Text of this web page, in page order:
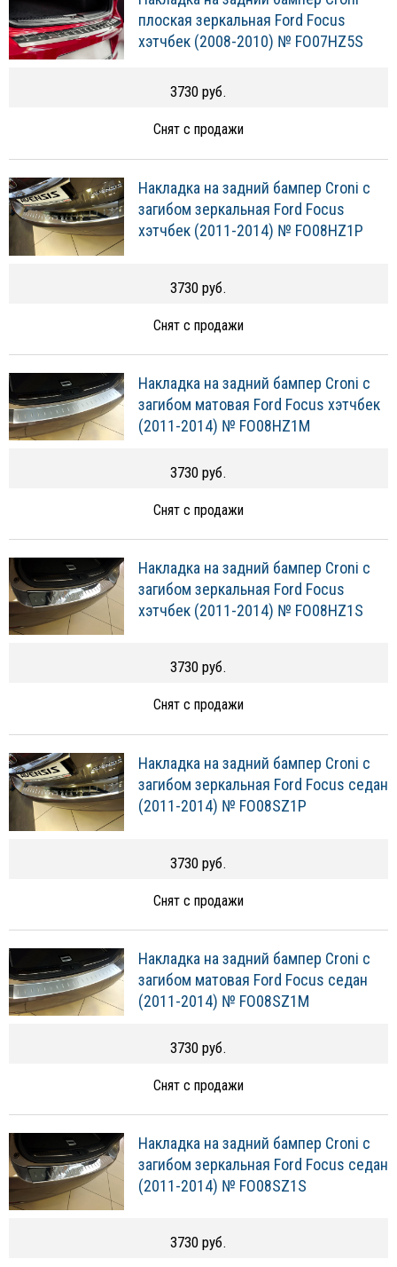
плоская зеркальная Ford Focus
хэтчбек (2008-2010) № FO07HZ5S
3730 руб.
Снят с продажи
Накладка на задний бампер Croni с
загибом зеркальная Ford Focus
хэтчбек (2011-2014) № FO08HZ1P
3730 руб.
Снят с продажи
Накладка на задний бампер Croni с
загибом матовая Ford Focus хэтчбек
(2011-2014) № FO08HZ1M
3730 руб.
Снят с продажи
Накладка на задний бампер Croni с
загибом зеркальная Ford Focus
хэтчбек (2011-2014) № FO08HZ1S
3730 руб.
Снят с продажи
Накладка на задний бампер Croni с
загибом зеркальная Ford Focus седан
(2011-2014) № FO08SZ1P
3730 руб.
Снят с продажи
Накладка на задний бампер Croni с
загибом матовая Ford Focus седан
(2011-2014) № FO08SZ1M
3730 руб.
Снят с продажи
Накладка на задний бампер Croni с
загибом зеркальная Ford Focus седан
(2011-2014) № FO08SZ1S
3730 руб.